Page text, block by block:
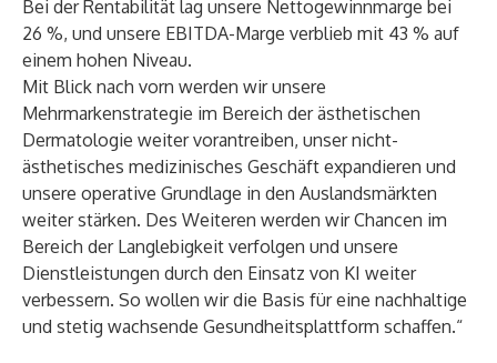
Bei der Rentabilität lag unsere Nettogewinnmarge bei
26 %, und unsere EBITDA-Marge verblieb mit 43 % auf
einem hohen Niveau.
Mit Blick nach vorn werden wir unsere
Mehrmarkenstrategie im Bereich der ästhetischen
Dermatologie weiter vorantreiben, unser nicht-
ästhetisches medizinisches Geschäft expandieren und
unsere operative Grundlage in den Auslandsmärkten
weiter stärken. Des Weiteren werden wir Chancen im
Bereich der Langlebigkeit verfolgen und unsere
Dienstleistungen durch den Einsatz von KI weiter
verbessern. So wollen wir die Basis für eine nachhaltige
und stetig wachsende Gesundheitsplattform schaffen.“